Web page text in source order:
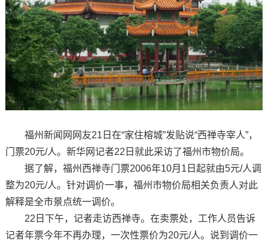
福州新闻网网友21日在“家住榕城”发贴说“西禅寺宰人”，
门票20元/人。新华网记者22日就此采访了福州市物价局。
据了解，福州西禅寺门票2006年10月1日起就由5元/人调
整为20元/人。针对调价一事，福州市物价局相关负责人对此
解释是全市景点统一调价。
22日下午，记者走访西禅寺。在卖票处，工作人员告诉
记者年票今年不再办理，一次性票价为20元/人。说到调价一